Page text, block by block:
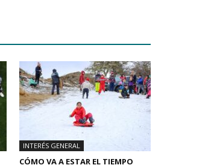
INTERÉS GENERAL
CÓMO VA A ESTAR EL TIEMPO